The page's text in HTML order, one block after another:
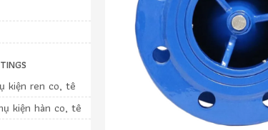
kiện ren co, tê
kiện hàn co, tê